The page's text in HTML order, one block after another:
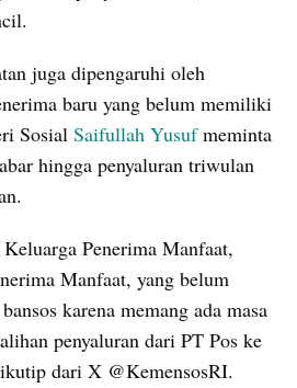
juga dipengaruhi oleh
baru yang belum memiliki
Sosial Saifullah Yusuf meminta
hingga penyaluran triwulan
Penerima Manfaat,
Manfaat, yang belum
karena memang ada masa
penyaluran dari PT Pos ke
dari X @KemensosRI.